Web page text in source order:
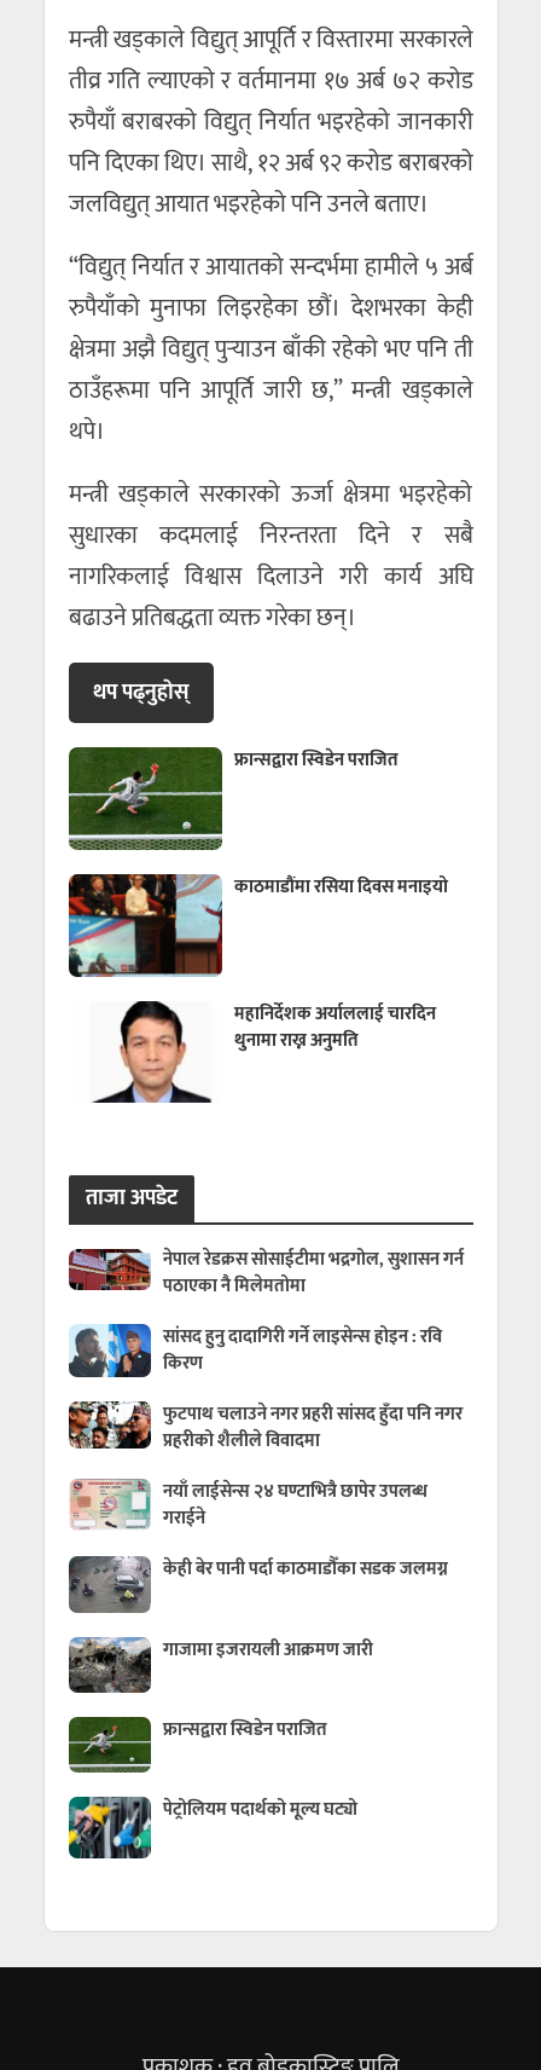
मन्त्री खड्काले विद्युत् आपूर्ति र विस्तारमा सरकारले
तीव्र गति ल्याएको र वर्तमानमा १७ अर्ब ७२ करोड
रुपैयाँ बराबरको विद्युत् निर्यात भइरहेको जानकारी
पनि दिएका थिए। साथै, १२ अर्ब ९२ करोड बराबरको
जलविद्युत् आयात भइरहेको पनि उनले बताए।
“विद्युत् निर्यात र आयातको सन्दर्भमा हामीले ५ अर्ब
रुपैयाँको मुनाफा लिइरहेका छौं। देशभरका केही
क्षेत्रमा अझै विद्युत् पुर्‍याउन बाँकी रहेको भए पनि ती
ठाउँहरूमा पनि आपूर्ति जारी छ,” मन्त्री खड्काले
थपे।
मन्त्री खड्काले सरकारको ऊर्जा क्षेत्रमा भइरहेको
सुधारका कदमलाई निरन्तरता दिने र सबै
नागरिकलाई विश्वास दिलाउने गरी कार्य अघि
बढाउने प्रतिबद्धता व्यक्त गरेका छन्।
थप पढ्नुहाेस्
फ्रान्सद्वारा स्विडेन पराजित
काठमाडौंमा रसिया दिवस मनाइयो
महानिर्देशक अर्याललाई चारदिन
थुनामा राख्न अनुमति
ताजा अपडेट
नेपाल रेडक्रस सोसाईटीमा भद्रगोल, सुशासन गर्न
पठाएका नै मिलेमतोमा
सांसद हुनु दादागिरी गर्ने लाइसेन्स होइन : रवि
किरण
फुटपाथ चलाउने नगर प्रहरी सांसद हुँदा पनि नगर
प्रहरीको शैलीले विवादमा
नयाँ लाईसेन्स २४ घण्टाभित्रै छापेर उपलब्ध
गराईने
केही बेर पानी पर्दा काठमाडौँका सडक जलमग्न
गाजामा इजरायली आक्रमण जारी
फ्रान्सद्वारा स्विडेन पराजित
पेट्रोलियम पदार्थको मूल्य घट्यो